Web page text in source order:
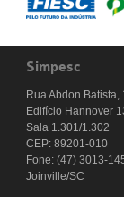
Simpesc
Rua Abdon Batista,
Edifício Hannover
Sala 1.301/1.302
CEP: 89201-010
Fone: (47) 3013-
Joinville/SC